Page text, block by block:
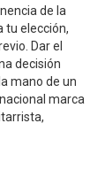
de la
tu elección,
Dar el
decisión
mano de un
marca